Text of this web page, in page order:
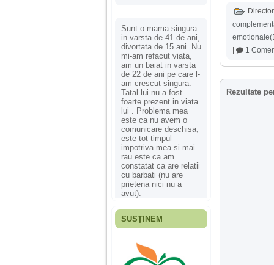
Sunt o mama singura
in varsta de 41 de ani,
divortata de 15 ani. Nu
mi-am refacut viata,
am un baiat in varsta
de 22 de ani pe care l-
am crescut singura.
Tatal lui nu a fost
foarte prezent in viata
lui . Problema mea
este ca nu avem o
comunicare deschisa,
este tot timpul
impotriva mea si mai
rau este ca am
constatat ca are relatii
cu barbati (nu are
prietena nici nu a
avut).
Fiica mea s-a nascut
ani, privind in urma
realizez cat de multe
SUSȚINEM
1
Rezultate